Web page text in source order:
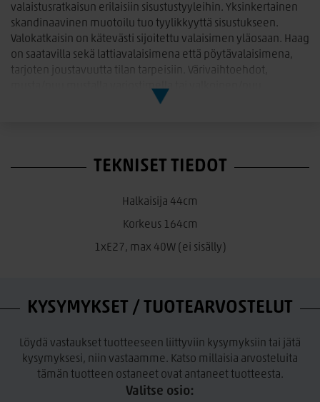
valaistusratkaisun erilaisiin sisustustyyleihin. Yksinkertainen
skandinaavinen muotoilu tuo tyylikkyyttä sisustukseen.
Valokatkaisin on kätevästi sijoitettu valaisimen yläosaan. Haag
on saatavilla sekä lattiavalaisimena että pöytävalaisimena,
tarjoten joustavuutta tilan tarpeisiin. Värivaihtoehdot,
musta/puu mustalla varjostimella tai valkoinen/puu
valkoisella varjostimella, mahdollistavat yhdistämisen
TEKNISET TIEDOT
Halkaisija 44cm
Korkeus 164cm
1xE27, max 40W (ei sisälly)
KYSYMYKSET / TUOTEARVOSTELUT
Löydä vastaukset tuotteeseen liittyviin kysymyksiin tai jätä
kysymyksesi, niin vastaamme. Katso millaisia arvosteluita
tämän tuotteen ostaneet ovat antaneet tuotteesta.
Valitse osio: